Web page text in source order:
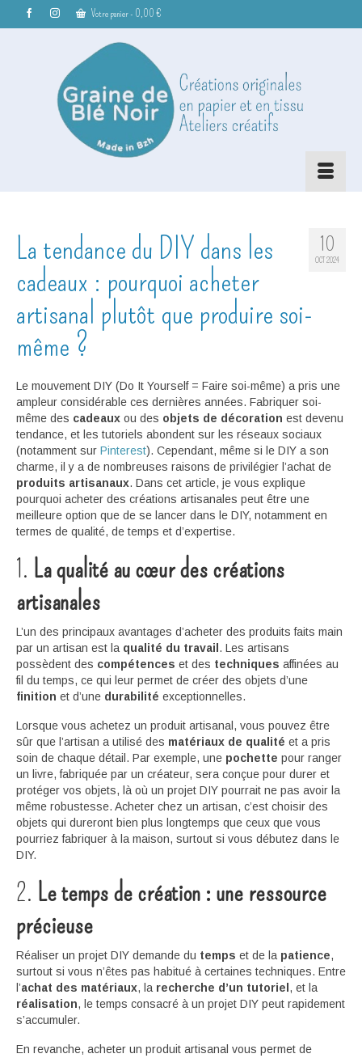
Votre panier- 0,00 €
10
OCT 2024
La tendance du DIY dans les
cadeaux : pourquoi acheter
artisanal plutôt que produire soi-
même ?
Le mouvement DIY (Do It Yourself = Faire soi-même) a pris une
ampleur considérable ces dernières années. Fabriquer soi-
même des cadeaux ou des objets de décoration est devenu
tendance, et les tutoriels abondent sur les réseaux sociaux
(notamment sur Pinterest). Cependant, même si le DIY a son
charme, il y a de nombreuses raisons de privilégier l’achat de
produits artisanaux. Dans cet article, je vous explique
pourquoi acheter des créations artisanales peut être une
meilleure option que de se lancer dans le DIY, notamment en
termes de qualité, de temps et d’expertise.
1. La qualité au cœur des créations
artisanales
L’un des principaux avantages d’acheter des produits faits main
par un artisan est la qualité du travail . Les artisans
possèdent des compétences et des techniques affinées au
fil du temps, ce qui leur permet de créer des objets d’une
finition et d’une durabilité exceptionnelles.
Lorsque vous achetez un produit artisanal, vous pouvez être
sûr que l’artisan a utilisé des matériaux de qualité et a pris
soin de chaque détail. Par exemple, une pochette pour ranger
un livre, fabriquée par un créateur, sera conçue pour durer et
protéger vos objets, là où un projet DIY pourrait ne pas avoir la
même robustesse. Acheter chez un artisan, c’est choisir des
objets qui dureront bien plus longtemps que ceux que vous
pourriez fabriquer à la maison, surtout si vous débutez dans le
DIY.
2. Le temps de création : une ressource
précieuse
Réaliser un projet DIY demande du temps et de la patience,
surtout si vous n’êtes pas habitué à certaines techniques. Entre
l’achat des matériaux, la recherche d’un tutoriel , et la
réalisation, le temps consacré à un projet DIY peut rapidement
s’accumuler.
En revanche, acheter un produit artisanal vous permet de